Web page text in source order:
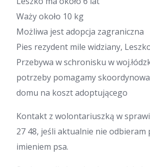
Waży około 10 kg
Możliwa jest adopcja zagraniczna
Pies rezydent mile widziany,
Przebywa w schronisku w
potrzeby pomagamy
domu na koszt adoptującego
Kontakt z wolontariuszką w
27 48, jeśli aktualnie nie odbieram
imieniem psa.